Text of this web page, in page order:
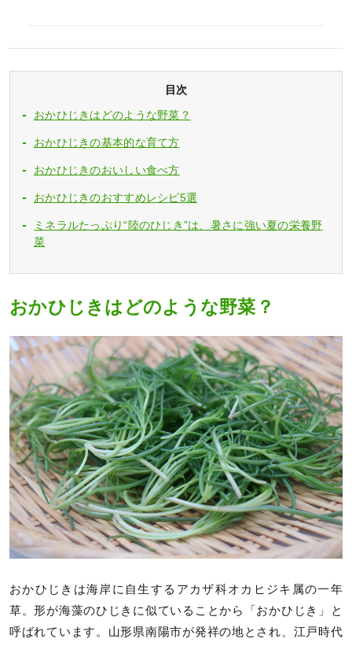
目次
おかひじきはどのような野菜？
おかひじきの基本的な育て方
おかひじきのおいしい食べ方
おかひじきのおすすめレシピ5選
ミネラルたっぷり“陸のひじき”は、暑さに強い夏の栄養野
菜
おかひじきはどのような野菜？
おかひじきは海岸に自生するアカザ科オカヒジキ属の一年
草。形が海藻のひじきに似ていることから「おかひじき」と
呼ばれています。山形県南陽市が発祥の地とされ、江戸時代